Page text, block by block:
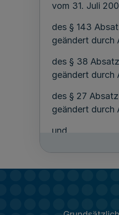
vom 31. Juli
des § 143
geändert durch
des § 38
geändert durch
des § 27
geändert durch
und
des § 11